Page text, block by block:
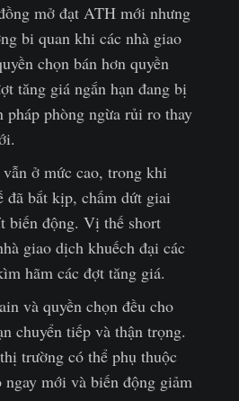
mở đạt ATH mới nhưng
bi quan khi các nhà giao
chọn bán hơn quyền
tăng giá ngắn hạn đang bị
pháp phòng ngừa rủi ro thay
ở mức cao, trong khi
đã bắt kịp, chấm dứt giai
biến động. Vị thế short
giao dịch khuếch đại các
hãm các đợt tăng giá.
và quyền chọn đều cho
chuyển tiếp và thận trọng.
trường có thể phụ thuộc
ngay mới và biến động giảm